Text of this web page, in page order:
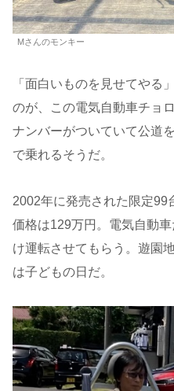
Mさんのモンキー
「面白いものを見せてやる
のが、この電気自動車チョ
ナンバーがついていて公道
で乗れるそうだ。
2002年に発売された限定99
価格は129万円。電気自動
け運転させてもらう。遊園
は子どもの日だ。